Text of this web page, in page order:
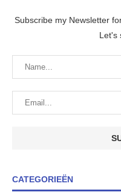
Subscribe my Newsletter
Let's
CATEGORIEËN